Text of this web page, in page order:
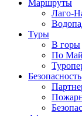
Маршруты
Лаго-
Туры
В горы
По
Безопасность